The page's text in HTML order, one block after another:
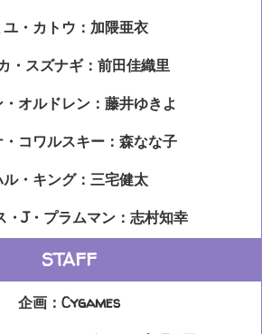
ユ・カトウ：加隈亜衣
・スズナギ：前田佳織里
オルドレン：藤井ゆきよ
・コワルスキー：森なな子
ル・キング：三宅健太
・J・プラムマン：志村知幸
STAFF
企画：Cygames